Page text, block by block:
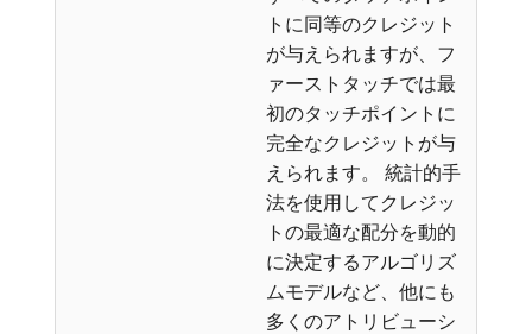
トに同等のクレジット
が与えられますが、フ
ァーストタッチでは最
初のタッチポイントに
完全なクレジットが与
えられます。 統計的手
法を使用してクレジッ
トの最適な配分を動的
に決定するアルゴリズ
ムモデルなど、他にも
多くのアトリビューシ